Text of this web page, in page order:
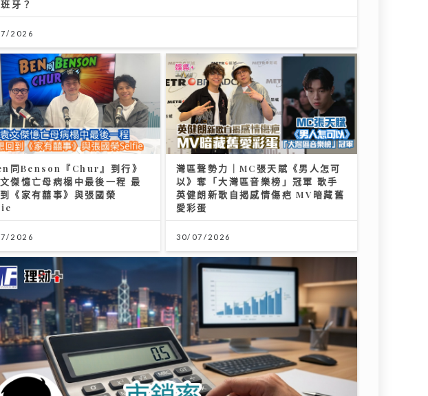
牙？
2026
同Benson『Chur』到行》
文傑憶亡母病榻中最後一程 最
《家有囍事》與張國榮
2026
灣區聲勢力｜MC張天賦《男人怎可
以》奪「大灣區音樂榜」冠軍 歌手
英健朗新歌自揭感情傷疤 MV暗藏舊
愛彩蛋
30/07/2026